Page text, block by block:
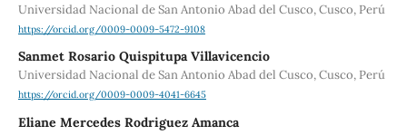
Universidad Nacional de San Antonio Abad del Cusco, Cusco, Perú
https://orcid.org/0009-0009-5472-9108
Sanmet Rosario Quispitupa Villavicencio
Universidad Nacional de San Antonio Abad del Cusco, Cusco, Perú
https://orcid.org/0009-0009-4041-6645
Eliane Mercedes Rodriguez Amanca